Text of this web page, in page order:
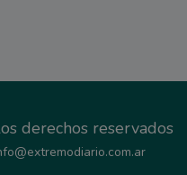
derechos reservados